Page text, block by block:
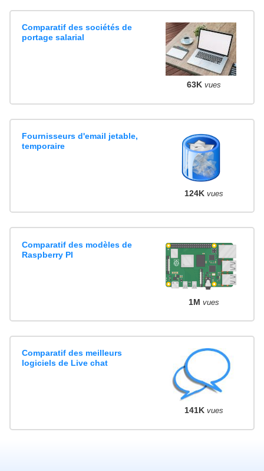
Comparatif des sociétés de
portage salarial
63K vues
Fournisseurs d'email jetable,
temporaire
124K vues
Comparatif des modèles de
Raspberry PI
1M vues
Comparatif des meilleurs
logiciels de Live chat
141K vues